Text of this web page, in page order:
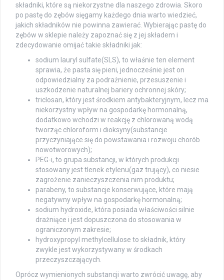
składniki, które są niekorzystne dla naszego zdrowia. Skoro
po pastę do zębów sięgamy każdego dnia warto wiedzieć,
jakich składników nie powinna zawierać. Wybierając pastę do
zębów w sklepie należy zapoznać się z jej składem i
zdecydowanie omijać takie składniki jak:
sodium lauryl sulfate(SLS), to właśnie ten element
sprawia, że pasta się pieni, jednocześnie jest on
odpowiedzialny za podrażnienie, przesuszenie i
uszkodzenie naturalnej bariery ochronnej skóry;
triclosan, który jest środkiem antybakteryjnym, lecz ma
niekorzystny wpływ na gospodarkę hormonalną,
dodatkowo wchodzi w reakcję z chlorowaną wodą
tworząc chloroform i dioksyny(substancje
przyczyniające się do powstawania i rozwoju chorób
nowotworowych);
PEG-i, to grupa substancji, w których produkcji
stosowany jest tlenek etylenu(gaz trujący), co niesie
zagrożenie zanieczyszczenia nim produktu;
parabeny, to substancje konserwujące, które mają
negatywny wpływ na gospodarkę hormonalną;
sodium hydroxide, która posiada właściwości silnie
drażniące i jest dopuszczona do stosowania w
ograniczonym zakresie;
hydroxypropyl methylcellulose to składnik, który
zwykle jest wykorzystywany w środkach
przeczyszczających.
Oprócz wymienionych substancji warto zwrócić uwagę, aby